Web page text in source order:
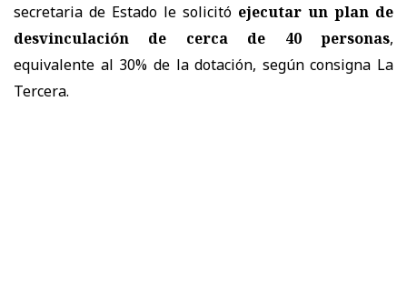
secretaria de Estado le solicitó ejecutar un plan de
desvinculación de cerca de 40 personas,
equivalente al 30% de la dotación, según consigna La
Tercera.